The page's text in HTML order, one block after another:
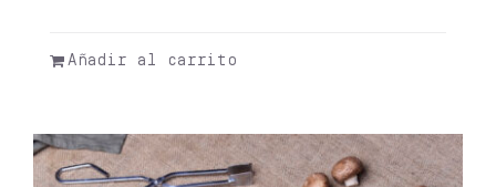
Añadir al carrito